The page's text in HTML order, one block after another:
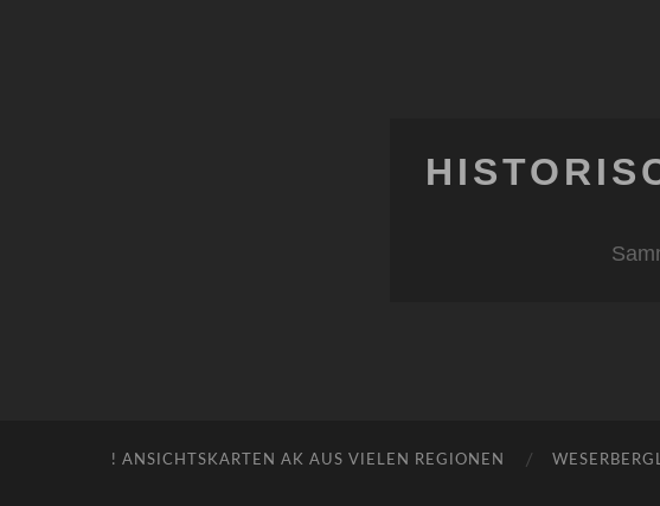
! ANSICHTSKARTEN AK AUS VIELEN REGIONEN